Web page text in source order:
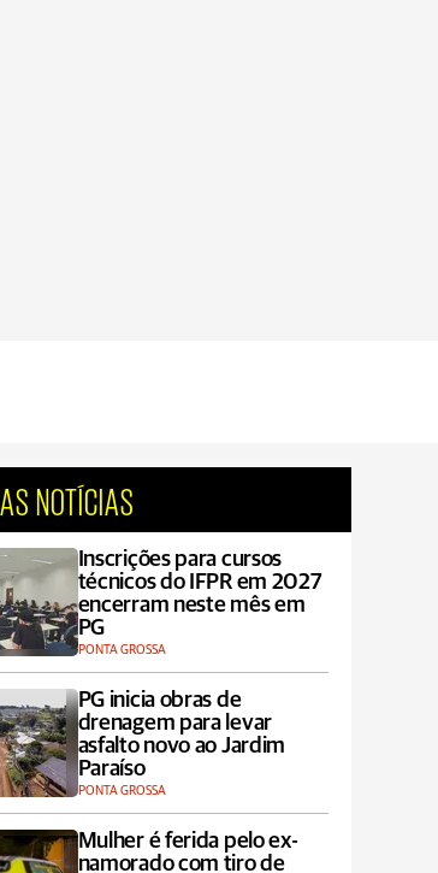
NOTÍCIAS
Inscrições para cursos
técnicos do IFPR em 2027
encerram neste mês em
PG
PONTA GROSSA
PG inicia obras de
drenagem para levar
asfalto novo ao Jardim
Paraíso
PONTA GROSSA
Mulher é ferida pelo ex-
namorado com tiro de